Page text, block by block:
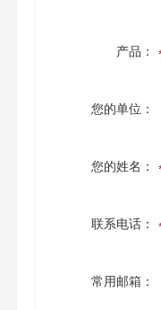
产品：
您的单位：
您的姓名：
联系电话：
常用邮箱：